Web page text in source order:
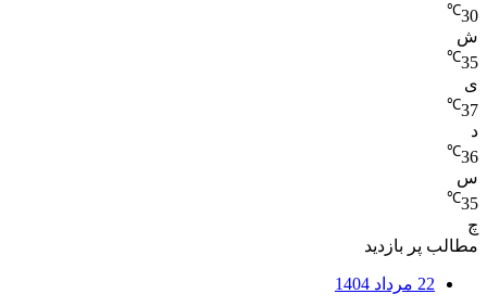
30
℃
ش
35
℃
ی
37
℃
د
36
℃
س
35
℃
چ
مطالب پر بازدید
22 مرداد 1404